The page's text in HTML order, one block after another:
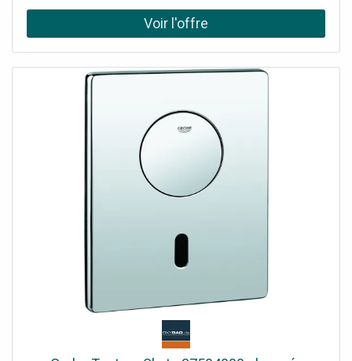
fonctions de service avec transformateur 100-240 V AC
50-60Hz 6 75 V CC Kit de montage de finition pour boîtier
d'installation UP 36416000 Surface StarLight Portée
Fonctions de lecture : surveillance protégée par mot de
passe L'application reconnaît automatiquement tous les
produits dans la zone de réception Nombre de chasses
automatiques/heure du dernier rinçage Consommation
par jour/30 derniers jours Nombre de désinfections
thermiques/heure de la dernière désinfection Paramètres :
Temps de suivi pour le rinçage automatique désinfection
thermique Mode nettoyage Contrôle du temps
Marquage CE